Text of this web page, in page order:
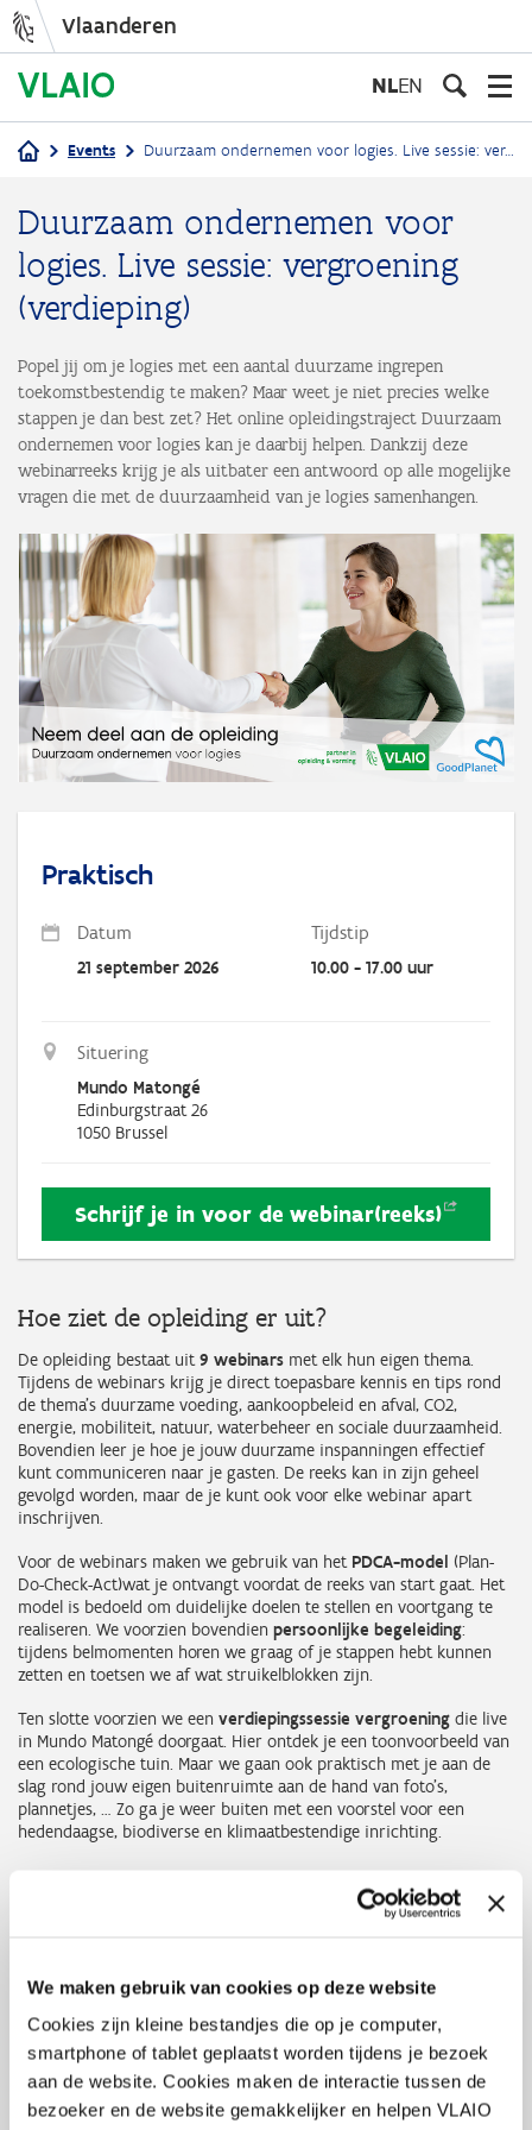
We maken gebruik van cookies op deze website
Cookies zijn kleine bestandjes die op je computer,
smartphone of tablet geplaatst worden tijdens je bezoek
aan de website. Cookies maken de interactie tussen de
bezoeker en de website gemakkelijker en helpen VLAIO
Vlaanderen
NLEN
Events Duurzaam ondernemen voor logies. Live sessie: vergroening (verdieping)
Duurzaam ondernemen voor
logies. Live sessie: vergroening
(verdieping)
Popel jij om je logies met een aantal duurzame ingrepen
toekomstbestendig te maken? Maar weet je niet precies welke
stappen je dan best zet? Het online opleidingstraject Duurzaam
ondernemen voor logies kan je daarbij helpen. Dankzij deze
webinarreeks krijg je als uitbater een antwoord op alle mogelijke
vragen die met de duurzaamheid van je logies samenhangen.
Praktisch
Datum Tijdstip
21 september 2026 10.00 - 17.00 uur
Situering
Mundo Matongé
Edinburgstraat 26
1050 Brussel
Schrijf je in voor de webinar(reeks)
Hoe ziet de opleiding er uit?
De opleiding bestaat uit9 webinars met elk hun eigen thema.
Tijdens de webinars krijg je direct toepasbare kennis en tips rond
de thema’s duurzame voeding, aankoopbeleid en afval, CO2,
energie, mobiliteit, natuur, waterbeheer en sociale duurzaamheid.
Bovendien leer je hoe je jouw duurzame inspanningen effectief
kunt communiceren naar je gasten. De reeks kan in zijn geheel
gevolgd worden, maar de je kunt ook voor elke webinar apart
inschrijven.
Voor de webinars maken we gebruik van het PDCA-model (Plan-
Do-Check-Act)wat je ontvangt voordat de reeks van start gaat. Het
model is bedoeld om duidelijke doelen te stellen en voortgang te
realiseren. We voorzien bovendien persoonlijke begeleiding:
tijdens belmomenten horen we graag of je stappen hebt kunnen
zetten en toetsen we af wat struikelblokken zijn.
Ten slotte voorzien we een verdiepingssessie vergroening die live
in Mundo Matongé doorgaat. Hier ontdek je een toonvoorbeeld van
een ecologische tuin. Maar we gaan ook praktisch met je aan de
slag rond jouw eigen buitenruimte aan de hand van foto’s,
plannetjes, … Zo ga je weer buiten met een voorstel voor een
hedendaagse, biodiverse en klimaatbestendige inrichting.
Onderwerp van deze live verdiepingssessie:
Hier ontdek je een toonvoorbeeld van een ecologische tuin. Maar
we gaan ook praktisch met je aan de slag rond jouw eigen
buitenruimte aan de hand van foto’s, plannetjes, … Zo ga je weer
buiten met een voorstel voor een hedendaagse, biodiverse en
klimaatbestendige inrichting.